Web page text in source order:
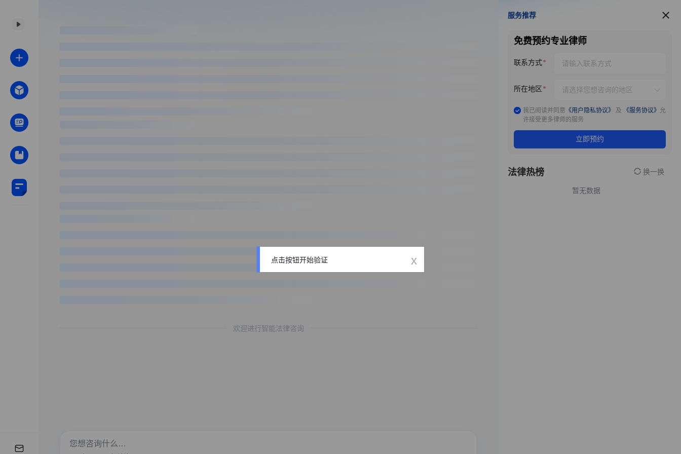
欢迎进行智能法律咨询
服务推荐
服务推荐
免费预约专业律师
联系方式
所在地区
我已阅读并同意 《用户隐私协议》 及 《服务协议》 允
许接受更多律师的服务
立即预约
法律热榜 换一换
暂无数据
点击按钮开始验证 x